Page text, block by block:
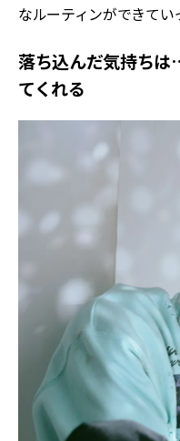
なルーティンができてい
落ち込んだ気持ち
てくれる